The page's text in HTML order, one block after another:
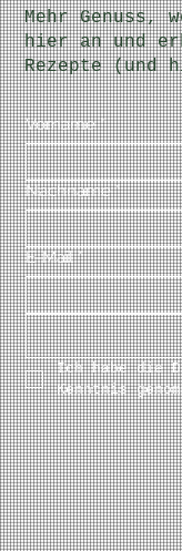
Mehr Genuss,
hier an und
Rezepte (und
Vorname *
Nachname *
E-Mail *
Ich habe die
Kenntnis